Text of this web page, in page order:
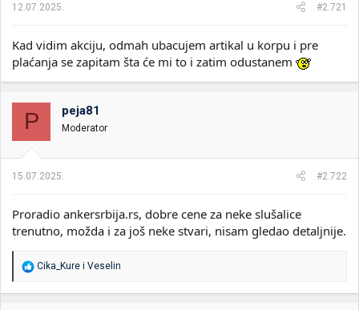
:
12.07.2025. #2.721
Kad vidim akciju, odmah ubacujem artikal u korpu i pre
plaćanja se zapitam šta će mi to i zatim odustanem
P peja81
Moderator
15.07.2025. #2.722
Proradio ankersrbija.rs, dobre cene za neke slušalice
trenutno, možda i za još neke stvari, nisam gledao detaljnije.
R
a
Cika_Kure i Veselin